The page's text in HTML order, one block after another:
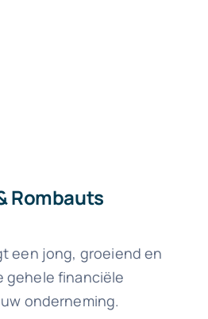
Rombauts
een jong, groeiend en
gehele financiële
onderneming.